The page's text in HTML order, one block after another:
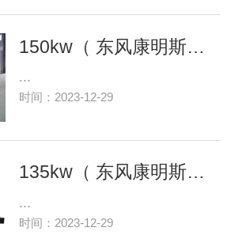
150kw（ 东风康明斯，国三，裸机）
...
时间：2023-12-29
135kw（ 东风康明斯，国三，裸机）
时间：2023-12-29